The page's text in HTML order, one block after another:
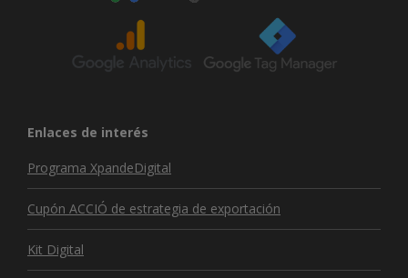
Enlaces de interés
Programa XpandeDigital
Cupón ACCIÓ de estrategia de exportación
Kit Digital